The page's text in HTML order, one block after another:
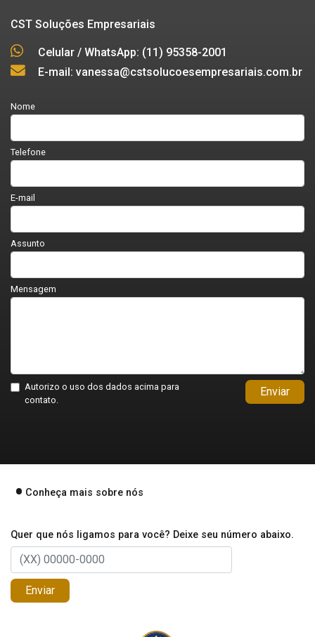
CST Soluções Empresariais
Celular / WhatsApp: (11) 95358-2001
E-mail: vanessa@cstsolucoesempresariais.com.br
Nome
Telefone
E-mail
Assunto
Mensagem
Autorizo o uso dos dados acima para
contato.
Enviar
Conheça mais sobre nós
Quer que nós ligamos para você? Deixe seu número abaixo.
Enviar